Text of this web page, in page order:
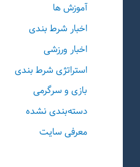
آموزش ها
اخبار شرط بندی
اخبار ورزشی
استراتژی شرط بندی
بازی و سرگرمی
دسته‌بندی نشده
معرفی سایت